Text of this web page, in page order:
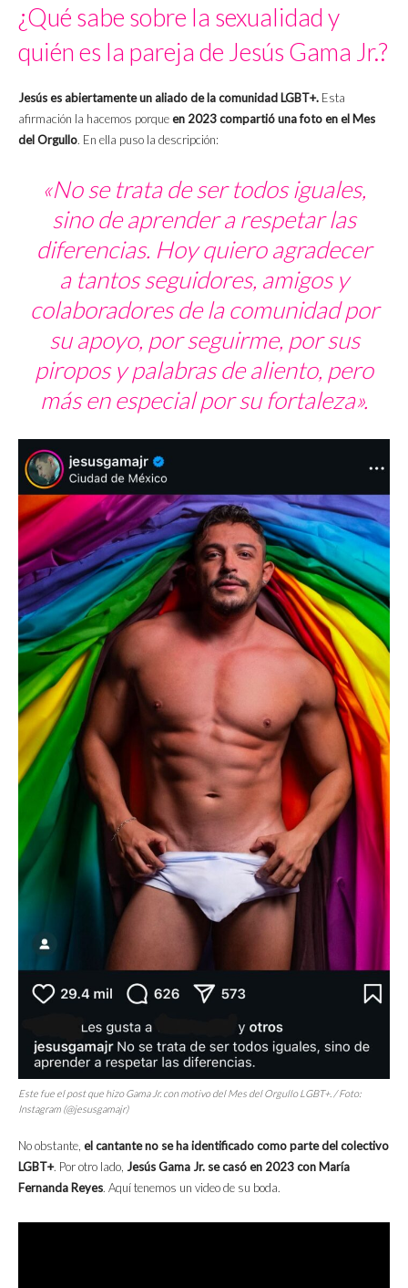
¿Qué sabe sobre la sexualidad y
quién es la pareja de Jesús Gama Jr.?
Jesús es abiertamente un aliado de la comunidad LGBT+. Esta
afirmación la hacemos porqueen 2023 compartió una foto en el Mes
del Orgullo. En ella puso la descripción:
«No se trata de ser todos iguales,
sino de aprender a respetar las
diferencias. Hoy quiero agradecer
a tantos seguidores, amigos y
colaboradores de la comunidad por
su apoyo, por seguirme, por sus
piropos y palabras de aliento, pero
más en especial por su fortaleza».
Este fue el post que hizo Gama Jr. con motivo del Mes del Orgullo LGBT+. / Foto:
Instagram (@jesusgamajr)
No obstante, el cantante no se ha identificado como parte del colectivo
LGBT+. Por otro lado, Jesús Gama Jr. se casó en 2023 con María
Fernanda Reyes. Aquí tenemos un video de su boda.